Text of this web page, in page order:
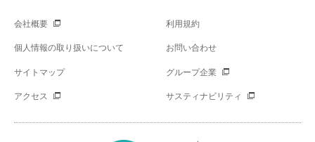
会社概要 利用規約
個人情報の取り扱いについて お問い合わせ
サイトマップ グループ企業
アクセス サスティナビリティ